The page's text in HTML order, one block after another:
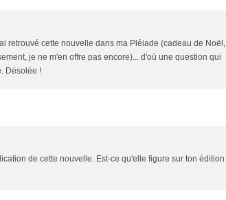
retrouvé cette nouvelle dans ma Pléiade (cadeau de Noël,
je ne m'en offre pas encore)... d'où une question qui
Désolée !
de cette nouvelle. Est-ce qu'elle figure sur ton édition